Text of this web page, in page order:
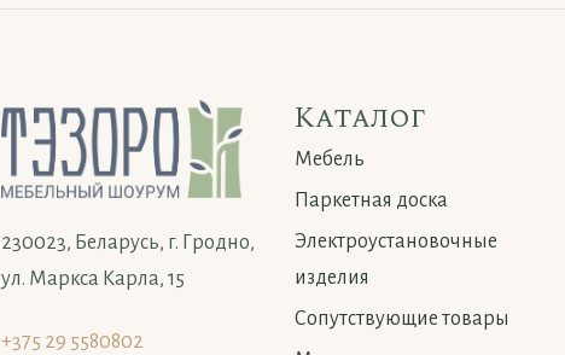
230023, Беларусь, г. Гродно,
ул. Маркса Карла, 15
+375 29 5580802
Каталог
Мебель
Паркетная доска
Электроустановочные
изделия
Сопутствующие товары